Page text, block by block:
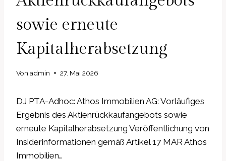
sowie erneute
Kapitalherabsetzung
Von admin 27. Mai 2026
DJ PTA-Adhoc: Athos Immobilien AG: Vorläufiges
Ergebnis des Aktienrückkaufangebots sowie
erneute Kapitalherabsetzung Veröffentlichung von
Insiderinformationen gemäß Artikel 17 MAR Athos
Immobilien…